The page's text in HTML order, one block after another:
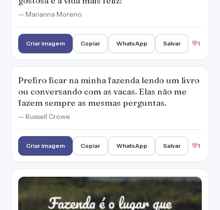
— Marianna Moreno
Criar imagem Copiar WhatsApp Salvar 1
Prefiro ficar na minha fazenda lendo um livro
ou conversando com as vacas. Elas não me
fazem sempre as mesmas perguntas.
— Russell Crowe
Criar imagem Copiar WhatsApp Salvar 1